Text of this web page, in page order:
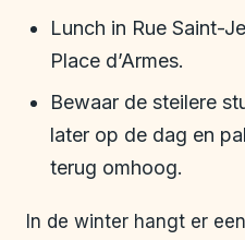
Lunch in Rue Saint-
Place d’Armes.
Bewaar de steilere
later op de dag en
terug omhoog.
In de winter hangt er